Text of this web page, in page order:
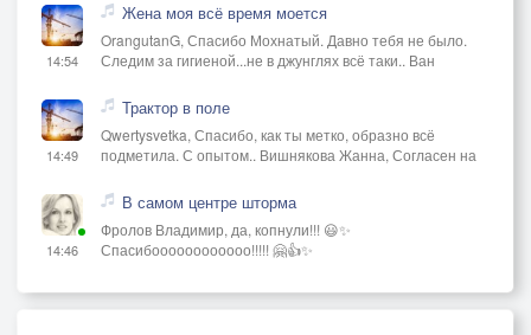
14:54
Жена моя всё время моется
OrangutanG, Спасибо Мохнатый. Давно тебя не было.
Следим за гигиеной...не в джунглях всё таки.. Ван
14:49
Трактор в поле
Qwertysvetka, Спасибо, как ты метко, образно всё
подметила. С опытом.. Вишнякова Жанна, Согласен на
14:46
В самом центре шторма
Фролов Владимир, да, копнули!!! 😃✨
Спасибоооооооооооо!!!!! 🤗👍✨